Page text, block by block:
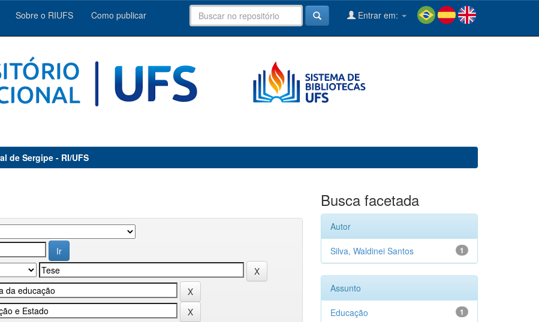
Sobre o RIUFS Como publicar Entrar em:
de Sergipe - RI/UFS
Busca facetada
Autor
1
Silva, Waldinei Santos
Assunto
1
Educação